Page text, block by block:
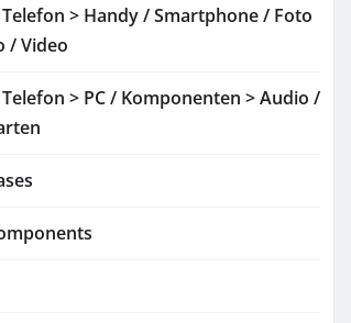
> Handy / Smartphone / Foto
/ Video
> PC / Komponenten > Audio /